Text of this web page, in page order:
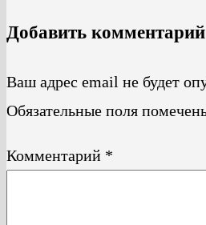
Добавить комментарий
Ваш адрес email не будет
Обязательные поля
Комментарий *